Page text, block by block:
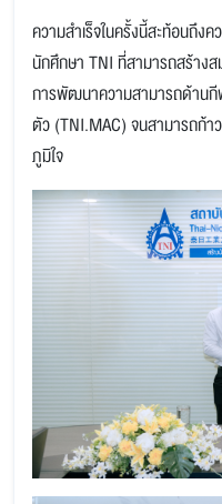
ความสำเร็จในครั้งนี้สะท้อนถึ
นักศึกษา TNI ที่สามารถสร้างส
การพัฒนาความสามารถด้าน
ตัว (TNI.MAC) จนสามารถก้า
ภูมิใจ